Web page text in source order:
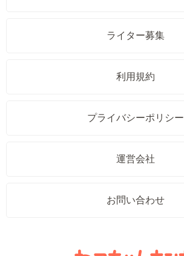
ライター募集
利用規約
プライバシーポリシー
運営会社
お問い合わせ